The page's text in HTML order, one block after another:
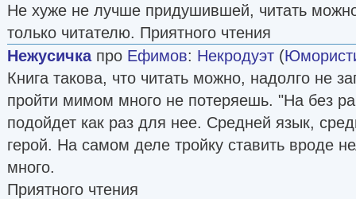
Не хуже не лучше придушившей, читать
только читателю. Приятного чтения
Нежусичкапро Ефимов: Некродуэт (
Книга такова, что читать можно, надолго не
пройти мимом много не потеряешь. "На без
подойдет как раз для нее. Средней язык,
герой. На самом деле тройку ставить вроде
много.
Приятного чтения